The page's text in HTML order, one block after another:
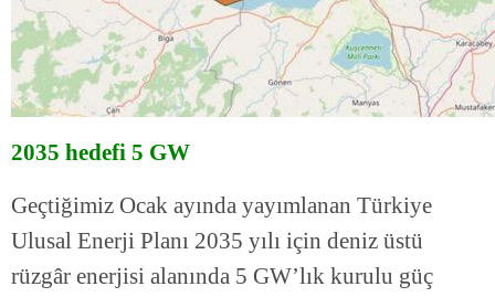
2035 hedefi 5 GW
Geçtiğimiz Ocak ayında yayımlanan Türkiye
Ulusal Enerji Planı 2035 yılı için deniz üstü
rüzgâr enerjisi alanında 5 GW’lık kurulu güç